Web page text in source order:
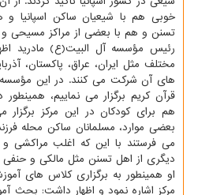
خوبی هم با شیعیان ساکن اسپانیا و
تسنن و هم با بعضی از مراکز مسیحی و
رئیس مؤسسه آل البیت(ع) مادرید
مختلف مثل ایران، عراق، پاکستان،
های آن شرکت می کنند. در این
قرآن کریم برگزار می نماییم،
هم برای کودکان در این مرکز
بعضی موارد، مسلمانان ساکن محله
می فرستند با این که اغلب مراکشی و
دیگری از اهل تسنن مثل مالکی و
او همینطور به برگزاری کلاس های
مرکز اشاره نمود و اظهار داشت: بحث